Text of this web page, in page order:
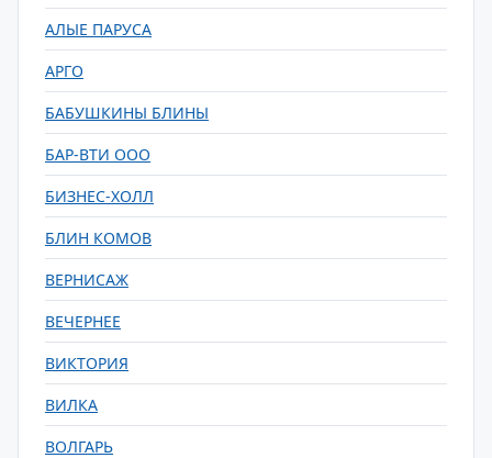
АЛЫЕ ПАРУСА
АРГО
БАБУШКИНЫ БЛИНЫ
БАР-ВТИ ООО
БИЗНЕС-ХОЛЛ
БЛИН КОМОВ
ВЕРНИСАЖ
ВЕЧЕРНЕЕ
ВИКТОРИЯ
ВИЛКА
ВОЛГАРЬ